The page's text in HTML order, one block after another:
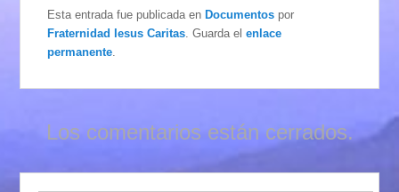
Esta entrada fue publicada enDocumentos por
Fraternidad Iesus Caritas . Guarda elenlace
permanente
Los comentarios están cerrados.